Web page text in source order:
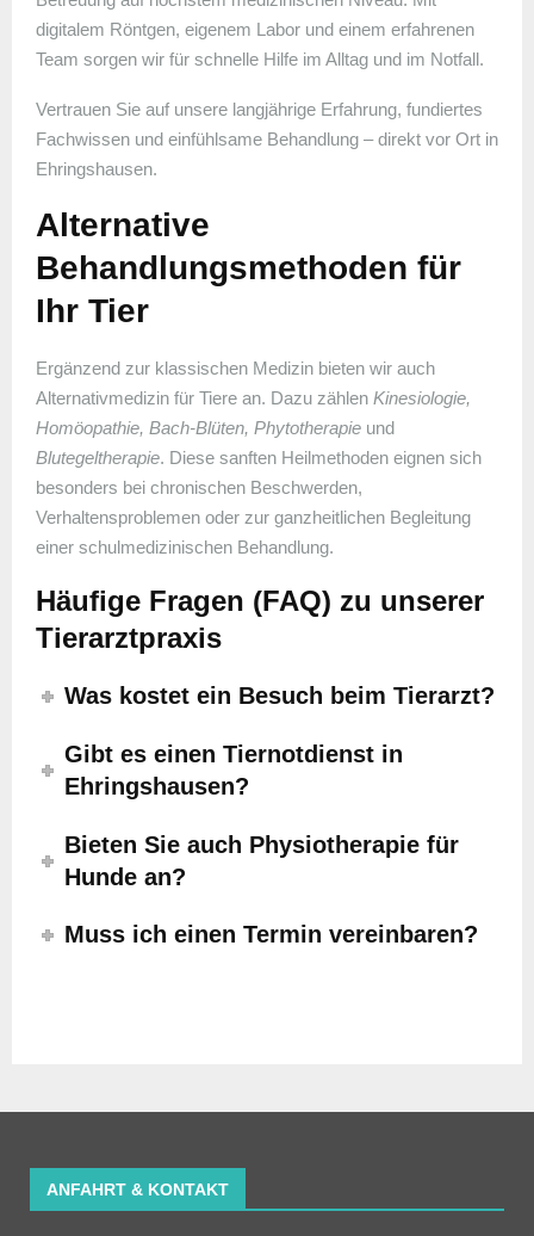
digitalem Röntgen, eigenem Labor und einem erfahrenen
Team sorgen wir für schnelle Hilfe im Alltag und im Notfall.
Vertrauen Sie auf unsere langjährige Erfahrung, fundiertes
Fachwissen und einfühlsame Behandlung – direkt vor Ort in
Ehringshausen.
Alternative
Behandlungsmethoden für
Ihr Tier
Ergänzend zur klassischen Medizin bieten wir auch
Alternativmedizin für Tiere an. Dazu zählen Kinesiologie,
Homöopathie, Bach-Blüten, Phytotherapie und
Blutegeltherapie. Diese sanften Heilmethoden eignen sich
besonders bei chronischen Beschwerden,
Verhaltensproblemen oder zur ganzheitlichen Begleitung
einer schulmedizinischen Behandlung.
Häufige Fragen (FAQ) zu unserer
Tierarztpraxis
Was kostet ein Besuch beim Tierarzt?
Gibt es einen Tiernotdienst in
Ehringshausen?
Bieten Sie auch Physiotherapie für
Hunde an?
Muss ich einen Termin vereinbaren?
ANFAHRT & KONTAKT